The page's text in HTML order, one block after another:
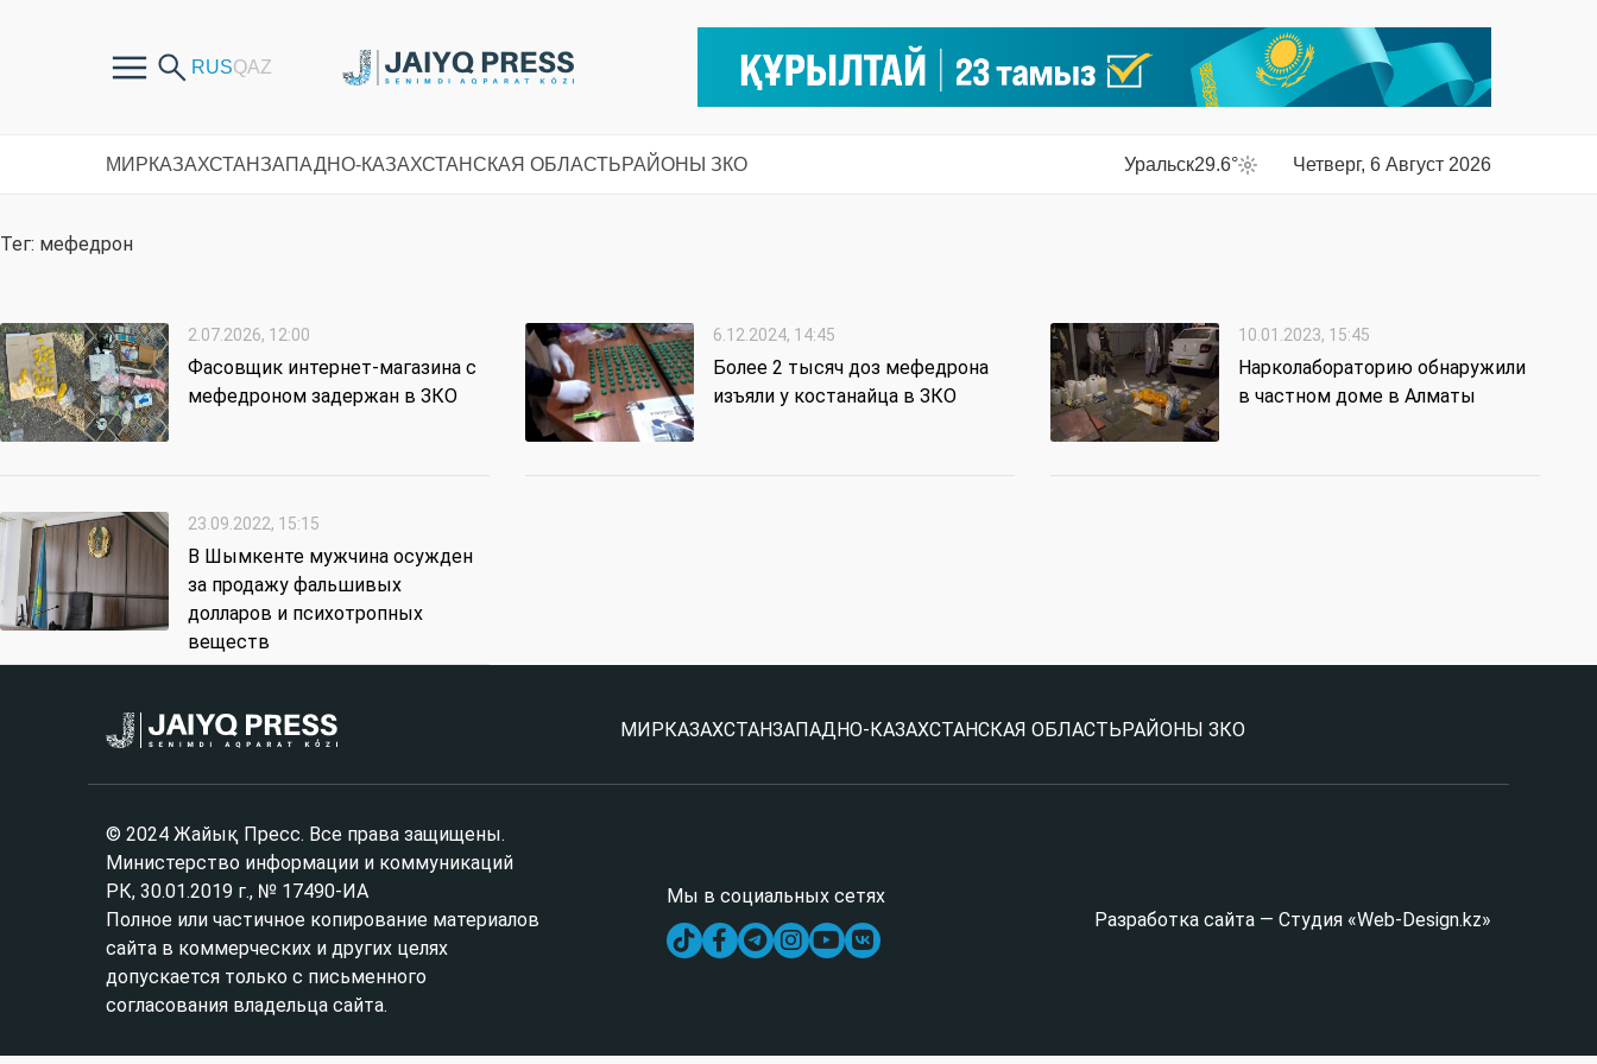
МИРКАЗАХСТАНЗАПАДНО-КАЗАХСТАНСКАЯ ОБЛАСТЬРАЙОНЫ ЗКО Уральск29.6° Четверг, 6 Август 2026
Тег: мефедрон
2.07.2026, 12:00
Фасовщик интернет-магазина с
мефедроном задержан в ЗКО
6.12.2024, 14:45
Более 2 тысяч доз мефедрона
изъяли у костанайца в ЗКО
10.01.2023, 15:45
Нарколабораторию обнаружили
в частном доме в Алматы
23.09.2022, 15:15
В Шымкенте мужчина осужден
за продажу фальшивых
долларов и психотропных
веществ
МИР КАЗАХСТАНЗАПАДНО-КАЗАХСТАНСКАЯ ОБЛАСТЬ РАЙОНЫ ЗКО
© 2024 Жайық Пресс. Все права защищены.
Министерство информации и коммуникаций
РК, 30.01.2019 г., № 17490-ИА
Полное или частичное копирование материалов
сайта в коммерческих и других целях
допускается только с письменного
согласования владельца сайта.
Мы в социальных сетях
Разработка сайта — Студия «Web-Design.kz»